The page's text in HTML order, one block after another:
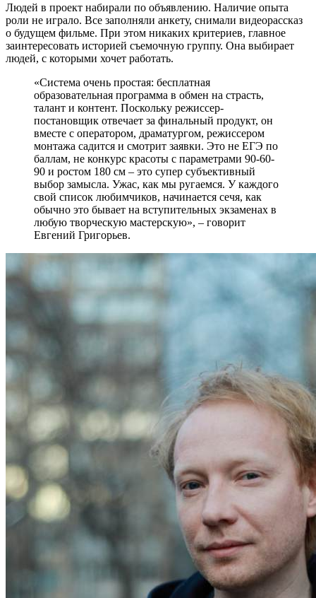
Людей в проект набирали по объявлению. Наличие опыта
роли не играло. Все заполняли анкету, снимали видеорассказ
о будущем фильме. При этом никаких критериев, главное
заинтересовать историей съемочную группу. Она выбирает
людей, с которыми хочет работать.
«Система очень простая: бесплатная
образовательная программа в обмен на страсть,
талант и контент. Поскольку режиссер-
постановщик отвечает за финальный продукт, он
вместе с оператором, драматургом, режиссером
монтажа садится и смотрит заявки. Это не ЕГЭ по
баллам, не конкурс красоты с параметрами 90-60-
90 и ростом 180 см – это супер субъективный
выбор замысла. Ужас, как мы ругаемся. У каждого
свой список любимчиков, начинается сечя, как
обычно это бывает на вступительных экзаменах в
любую творческую мастерскую», – говорит
Евгений Григорьев.